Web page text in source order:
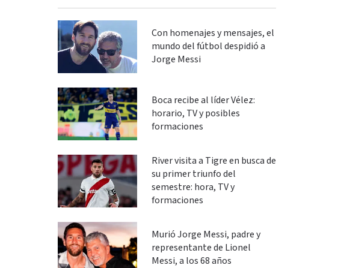
Con homenajes y mensajes, el
mundo del fútbol despidió a
Jorge Messi
Boca recibe al líder Vélez:
horario, TV y posibles
formaciones
River visita a Tigre en busca de
su primer triunfo del
semestre: hora, TV y
formaciones
Murió Jorge Messi, padre y
representante de Lionel
Messi, a los 68 años